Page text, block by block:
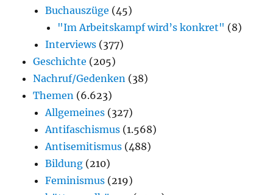
Buchauszüge (45)
"Im Arbeitskampf wird’s konkret" (8)
Interviews (377)
Geschichte (205)
Nachruf/Gedenken (38)
Themen (6.623)
Allgemeines (327)
Antifaschismus (1.568)
Antisemitismus (488)
Bildung (210)
Feminismus (219)